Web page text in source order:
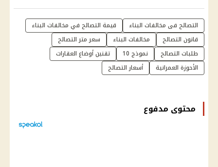
التصالح فى مخالفات البناء
قيمة التصالح في مخالفات البناء
قانون التصالح
مخالفات البناء
سعر متر التصالح
طلبات التصالح
نموذج 10
تقنين أوضاع العقارات
الأحوزة العمرانية
أسعار التصالح
محتوى مدفوع